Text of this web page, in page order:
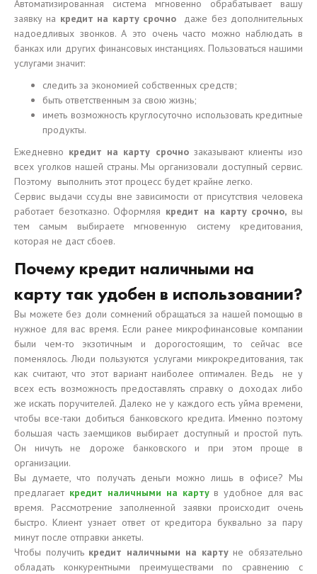
Автоматизированная система мгновенно обрабатывает вашу
заявку на кредит на карту срочно даже без дополнительных
надоедливых звонков. А это очень часто можно наблюдать в
банках или других финансовых инстанциях. Пользоваться нашими
услугами значит:
следить за экономией собственных средств;
быть ответственным за свою жизнь;
иметь возможность круглосуточно использовать кредитные
продукты.
Ежедневно кредит на карту срочнозаказывают клиенты изо
всех уголков нашей страны. Мы организовали доступный сервис.
Поэтому выполнить этот процесс будет крайне легко.
Сервис выдачи ссуды вне зависимости от присутствия человека
работает безотказно. Оформляя кредит на карту срочно, вы
тем самым выбираете мгновенную систему кредитования,
которая не даст сбоев.
Почему кредит наличными на
карту так удобен в использовании?
Вы можете без доли сомнений обращаться за нашей помощью в
нужное для вас время. Если ранее микрофинансовые компании
были чем-то экзотичным и дорогостоящим, то сейчас все
поменялось. Люди пользуются услугами микрокредитования, так
как считают, что этот вариант наиболее оптимален. Ведь не у
всех есть возможность предоставлять справку о доходах либо
же искать поручителей. Далеко не у каждого есть уйма времени,
чтобы все-таки добиться банковского кредита. Именно поэтому
большая часть заемщиков выбирает доступный и простой путь.
Он ничуть не дороже банковского и при этом проще в
организации.
Вы думаете, что получать деньги можно лишь в офисе? Мы
предлагает кредит наличными на картув удобное для вас
время. Рассмотрение заполненной заявки происходит очень
быстро. Клиент узнает ответ от кредитора буквально за пару
минут после отправки анкеты.
Чтобы получить кредит наличными на картуне обязательно
обладать конкурентными преимуществами по сравнению с